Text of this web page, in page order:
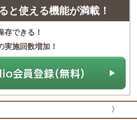
と使える機能が満載！
存できる！
実施回数増加！
〉